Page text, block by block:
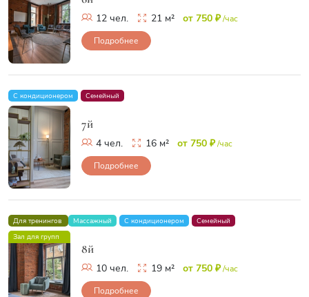
12 чел. 21 м² от 750 ₽/час
Подробнее
С кондиционером Семейный
7й
4 чел. 16 м² от 750 ₽/час
Подробнее
Для тренингов Массажный С кондиционером
Семейный
Зал для групп
8й
10 чел. 19 м² от 750 ₽/час
Подробнее